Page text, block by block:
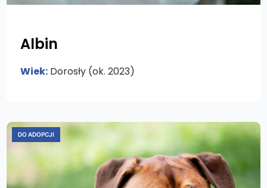
Albin
Wiek: Dorosły (ok. 2023)
DO ADOPCJI